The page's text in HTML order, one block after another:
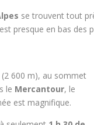
se trouvent tout
presque en bas des
(2 600 m), au sommet
le Mercantour, le
est magnifique.